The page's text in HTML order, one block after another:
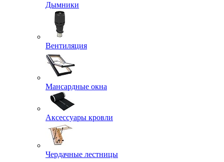
Дымники
Вентиляция
Мансардные окна
Аксессуары кровли
Чердачные лестницы